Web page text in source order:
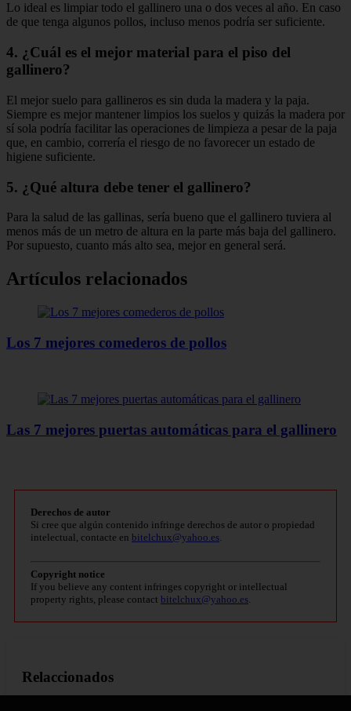
Lo ideal es limpiar todo el gallinero una o dos veces al año. En caso
de que tenga algunos pollos, incluso menos podría ser suficiente.
4. ¿Cuál es el mejor material para el piso del
gallinero?
El mejor suelo para gallineros es sin duda la madera y la paja.
Siempre es mejor mantener limpios los suelos y quizás la madera por
sí sola podría facilitar las operaciones de limpieza a pesar de la paja
que, en cambio, correría el riesgo de no favorecer un estado de
higiene suficiente.
5. ¿Qué altura debe tener el gallinero?
Para la salud de las gallinas, sería bueno que el gallinero tuviera al
menos más de un metro de altura en la parte más baja del gallinero.
Por supuesto, cuanto más alto sea, mejor en general será.
Artículos relacionados
Los 7 mejores comederos de pollos
Las 7 mejores puertas automáticas para el gallinero
Derechos de autor
Si cree que algún contenido infringe derechos de autor o propiedad
intelectual, contacte en bitelchux@yahoo.es
Copyright notice
If you believe any content infringes copyright or intellectual
property rights, please contact bitelchux@yahoo.es
Relaccionados